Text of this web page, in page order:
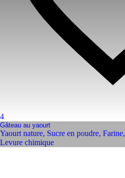
4
Gâteau au yaourt
Yaourt nature, Sucre en poudre, Farine,
Levure chimique